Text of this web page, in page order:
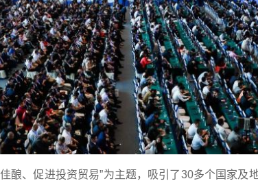
酿、促进投资贸易”为主题，吸引了30多个国家及